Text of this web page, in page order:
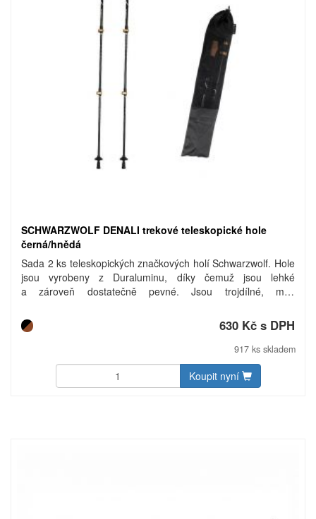
SCHWARZWOLF DENALI trekové teleskopické hole
černá/hnědá
Sada 2 ks teleskopických značkových holí Schwarzwolf. Hole
jsou vyrobeny z Duraluminu, díky čemuž jsou lehké
a zároveň dostatečně pevné. Jsou trojdílné, mají
umožňuje rychle přenastavit jejich délku. Rukojeti jsou
ergonomicky tvarované a jejich prodloužení umožňuje rychlé
přehmátnutí v těžším terénu. Hole obsahují snadno
nastavitelná poutka na zápěstí. Součástí balení je svorka na
sepnutí holí dohromady. Baleno v praktickém polyesterovém
vaku. Hmotnost: 530g/set bez obalu Materiál: Duralumin,
630 Kč s DPH
917 ks skladem
Koupit nyní